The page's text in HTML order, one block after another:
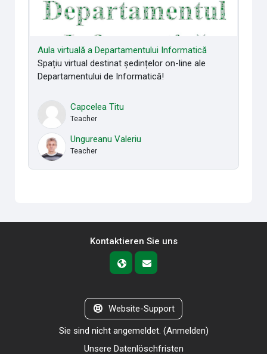
Aula virtuală a Departamentului Informatică
Spațiu virtual destinat ședințelor on-line ale
Departamentului de Informatică!
Capcelea Titu
Teacher
Ungureanu Valeriu
Teacher
Kontaktieren Sie uns
Website-Support
Sie sind nicht angemeldet. (Anmelden)
Unsere Datenlöschfristen